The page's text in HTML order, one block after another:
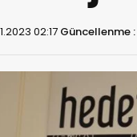
02:17 Güncellenme :